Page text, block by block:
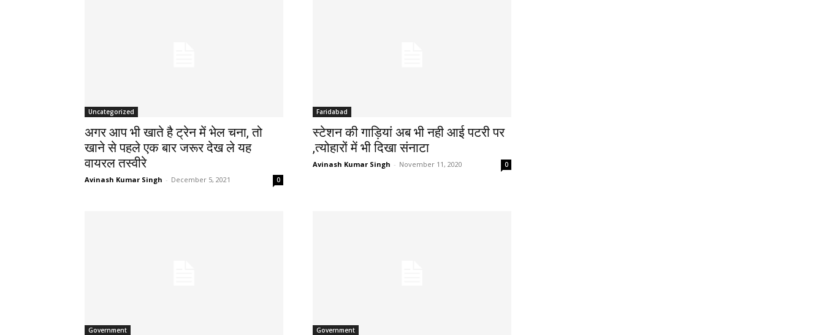
Uncategorized
अगर आप भी खाते है ट्रेन में भेल चना, तो
खाने से पहले एक बार जरूर देख ले यह
वायरल तस्वीरे
Avinash Kumar Singh - December 5, 2021 0
Faridabad
स्टेशन की गाड़ियां अब भी नही आई पटरी पर
,त्योहारों में भी दिखा संनाटा
Avinash Kumar Singh - November 11, 2020 0
Government Government